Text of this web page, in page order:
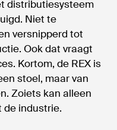
distributiesysteem
Niet te
versnipperd tot
Ook dat vraagt
Kortom, de REX is
stoel, maar van
Zoiets kan alleen
de industrie.